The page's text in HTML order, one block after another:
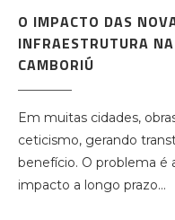
O IMPACTO DAS
INFRAESTRUTURA
CAMBORIÚ
Em muitas cidades,
ceticismo, gerando
benefício. O problema é
impacto a longo prazo…